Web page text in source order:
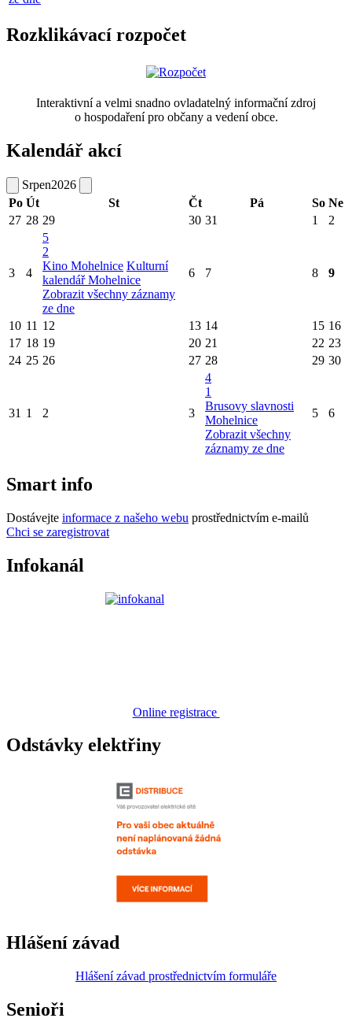
Rozklikávací rozpočet
Interaktivní a velmi snadno ovladatelný informační zdroj
o hospodaření pro občany a vedení obce.
Kalendář akcí
Srpen2026
Po Út St Čt Pá So Ne
27 28 29 30 31 1 2
3 4
5
2
Kino Mohelnice Kulturní
kalendář Mohelnice
Zobrazit všechny záznamy
ze dne
6 7 8 9
10 11 12 13 14 15 16
17 18 19 20 21 22 23
24 25 26 27 28 29 30
31 1 2 3
4
1
Brusovy slavnosti
Mohelnice
Zobrazit všechny
záznamy ze dne
5 6
Smart info
Dostávejte informace z našeho webu prostřednictvím e-mailů
Chci se zaregistrovat
Infokanál
Online registrace
Odstávky elektřiny
Hlášení závad
Hlášení závad prostřednictvím formuláře
Senioři